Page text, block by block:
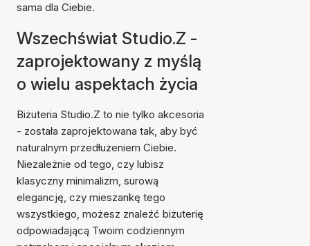
sama dla Ciebie.
Wszechświat Studio.Z -
zaprojektowany z myślą
o wielu aspektach życia
Biżuteria Studio.Z to nie tylko akcesoria
- została zaprojektowana tak, aby być
naturalnym przedłużeniem Ciebie.
Niezależnie od tego, czy lubisz
klasyczny minimalizm, surową
elegancję, czy mieszankę tego
wszystkiego, możesz znaleźć biżuterię
odpowiadającą Twoim codziennym